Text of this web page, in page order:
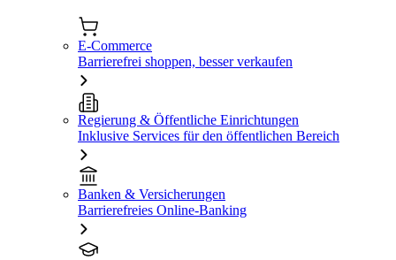
E-Commerce
Barrierefrei shoppen, besser verkaufen
Regierung & Öffentliche Einrichtungen
Inklusive Services für den öffentlichen Bereich
Banken & Versicherungen
Barrierefreies Online-Banking